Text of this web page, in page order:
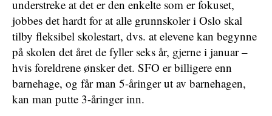
understreke at det er den enkelte som er fokuset,
jobbes det hardt for at alle grunnskoler i Oslo skal
tilby fleksibel skolestart, dvs. at elevene kan begynne
på skolen det året de fyller seks år, gjerne i januar –
hvis foreldrene ønsker det. SFO er billigere enn
barnehage, og får man 5-åringer ut av barnehagen,
kan man putte 3-åringer inn.